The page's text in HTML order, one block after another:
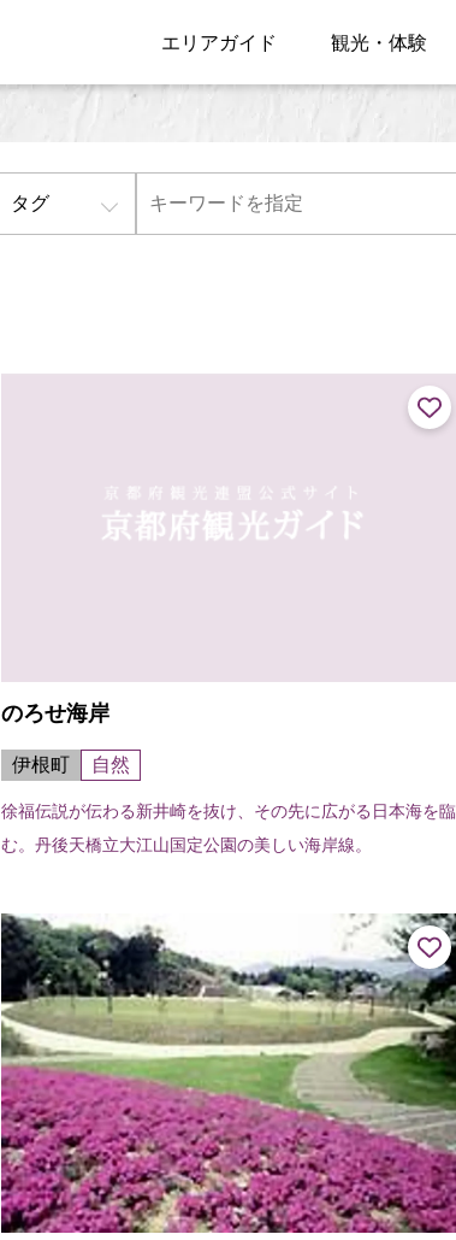
エリアガイド 観光・体験
タグ
のろせ海岸
伊根町 自然
徐福伝説が伝わる新井崎を抜け、その先に広がる日本海を臨
む。丹後天橋立大江山国定公園の美しい海岸線。